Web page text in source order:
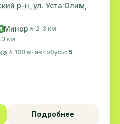
р-н, ул. Уста Олим,
Минор 🚶 2.3 км
км
🚶 190 м· автобусы: 5
Подробнее